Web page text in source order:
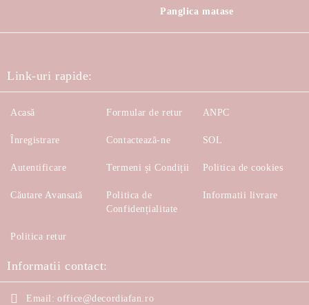
Panglica matase
Link-uri rapide:
Acasă
Înregistrare
Autentificare
Căutare Avansată
Formular de retur
Contactează-ne
Termeni și Condiții
Politica de
Confidențialitate
ANPC
SOL
Politica de cookies
Informatii livrare
Politica retur
Informatii contact:
Email: office@decordiafan.ro